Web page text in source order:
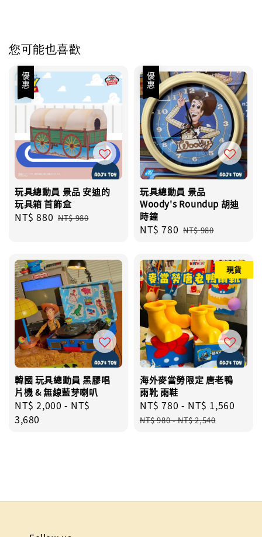
您可能也喜歡
優惠
玩具總動員 景品 安迪的
玩具箱 首飾盒
Sale
NT$ 880 Regular
NT$ 980
優惠
玩具總動員 景品
Woody's Roundup 胡迪
時鐘
Sale
NT$ 780 Regular
NT$ 980
韓國 玩具總動員 黑膠唱
片機 & 無線藍芽喇叭
Regular
price
NT$ 2,000 - NT$
3,680
現貨
海外麥當勞限定 唐老鴨
雨靴 雨鞋
Sale
price
NT$ 780 - NT$ 1,560
NT$ 980-NT$ 2,540